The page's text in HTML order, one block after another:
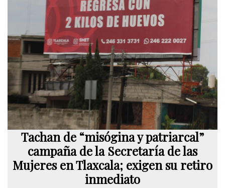
Tachan de “misógina y patriarcal”
campaña de la Secretaría de las
Mujeres en Tlaxcala; exigen su retiro
inmediato